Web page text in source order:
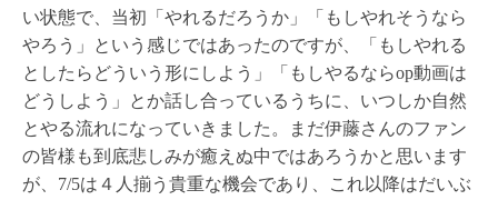
い状態で、当初「やれるだろうか」「もしやれそうなら
やろう」という感じではあったのですが、「もしやれる
としたらどういう形にしよう」「もしやるならop動画は
どうしよう」とか話し合っているうちに、いつしか自然
とやる流れになっていきました。まだ伊藤さんのファン
の皆様も到底悲しみが癒えぬ中ではあろうかと思います
が、7/5は４人揃う貴重な機会であり、これ以降はだいぶ